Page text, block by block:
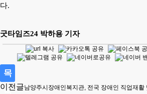
다.
굿타임즈24 박하용 기자
목
록
이전글남양주시장애인복지관, 전국 장애인 직업재